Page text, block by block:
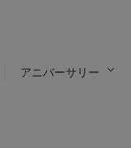
アニバーサリー